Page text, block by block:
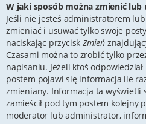
W jaki sposób można zmienić lub
Jeśli nie jesteś administratorem
zmieniać i usuwać tylko swoje
naciskając przyciskZmień
Czasami można to zrobić tylko
napisaniu. Jeżeli ktoś
postem pojawi się informacja ile
zmieniany. Informacja ta wyświetli
zamieścił pod tym postem kolejny
moderator lub administrator,